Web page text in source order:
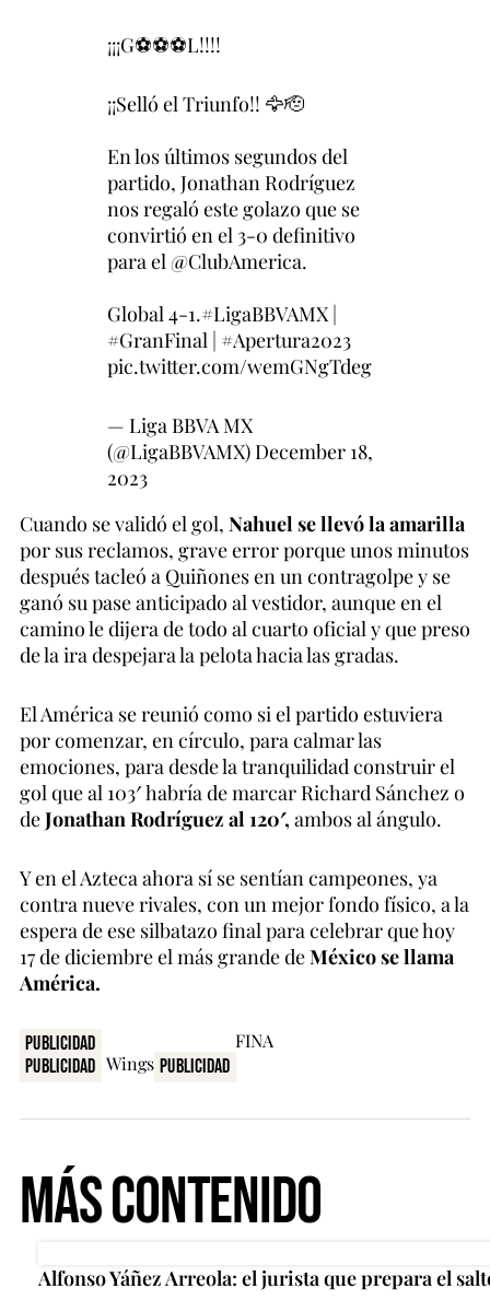
¡¡¡G⚽️⚽️⚽️L!!!!
¡¡Selló el Triunfo!! 🦅🫡
En los últimos segundos del
partido, Jonathan Rodríguez
nos regaló este golazo que se
convirtió en el 3-0 definitivo
para el @ClubAmerica.
Global 4-1.#LigaBBVAMX |
#GranFinal | #Apertura2023
pic.twitter.com/wemGNgTdeg
— Liga BBVA MX
(@LigaBBVAMX) December 18,
2023
Cuando se validó el gol, Nahuel se llevó la amarilla
por sus reclamos, grave error porque unos minutos
después tacleó a Quiñones en un contragolpe y se
ganó su pase anticipado al vestidor, aunque en el
camino le dijera de todo al cuarto oficial y que preso
de la ira despejara la pelota hacia las gradas.
El América se reunió como si el partido estuviera
por comenzar, en círculo, para calmar las
emociones, para desde la tranquilidad construir el
gol que al 103′ habría de marcar Richard Sánchez o
deJonathan Rodríguez al 120′, ambos al ángulo.
Y en el Azteca ahora sí se sentían campeones, ya
contra nueve rivales, con un mejor fondo físico, a la
espera de ese silbatazo final para celebrar que hoy
17 de diciembre el más grande deMéxico se llama
América.
Publicidad
Publicidad
Publicidad
Más Contenido
Alfonso Yáñez Arreola: el jurista que prepara el